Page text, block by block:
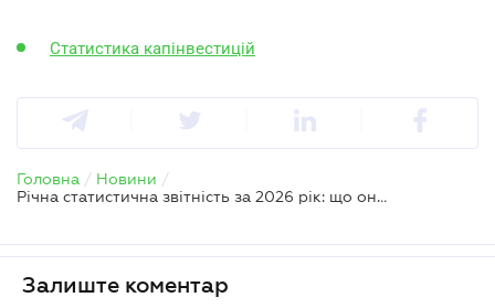
Статистика капінвестицій
Головна / Новини /
Річна статистична звітність за 2026 рік: що оновив Держстат
Залиште коментар